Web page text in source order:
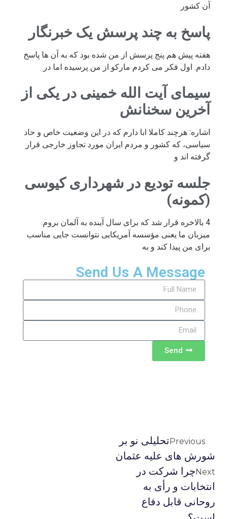
آن کشور
پاسخ به چند پرسش یک خبرنگار
هفته پیش هم پنج پرسش از من شده بود که به آن ها پاسخ
دادم. اول فکر می کردم مارکو از من پرسیده اما در
سیمای آیت الله خمینی در یکی از
آخرین سخنانش
اشاره: هرچند کاملا ابا دارم که در این وضعیت خاص و حاد
سیاسی، که کشور و مردم ایران مورد تجاوز خارجی قرار
گرفته اند و
جلسه تودیع در شهرداری کیوسی
(کمونه)
4 بالاخره قرار شد که برای سال آینده به آلمان بروم.
میزبان ما یعنی مؤسسه آمریکایی نتوانست جایی مناسب
برای من پیدا کند و به
Send Us A Message
Send
Previousتحلیلی نو بر
شورش های علیه عثمان
Nextچرا شرکت در
انتخابات و رأی به
روحانی قابل دفاع